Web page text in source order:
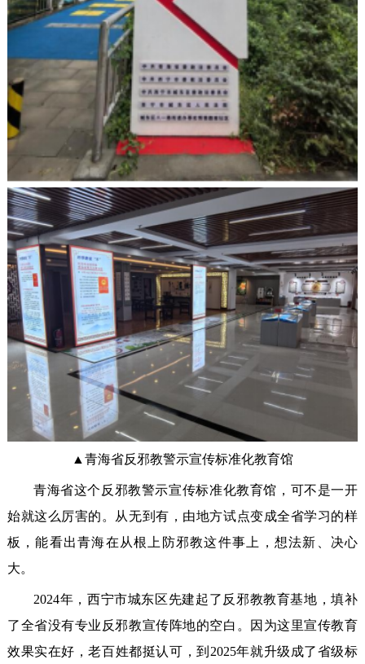
▲青海省反邪教警示宣传标准化教育馆
青海省这个反邪教警示宣传标准化教育馆，可不是一开
始就这么厉害的。从无到有，由地方试点变成全省学习的样
板，能看出青海在从根上防邪教这件事上，想法新、决心
大。
2024年，西宁市城东区先建起了反邪教教育基地，填补
了全省没有专业反邪教宣传阵地的空白。因为这里宣传教育
效果实在好，老百姓都挺认可，到2025年就升级成了省级标